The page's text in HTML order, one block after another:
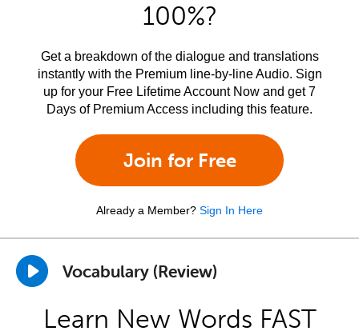
100%?
Get a breakdown of the dialogue and translations
instantly with the Premium line-by-line Audio. Sign
up for your Free Lifetime Account Now and get 7
Days of Premium Access including this feature.
Join for Free
Already a Member? Sign In Here
Vocabulary (Review)
Learn New Words FAST